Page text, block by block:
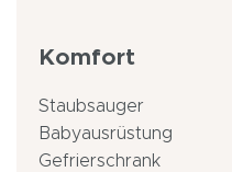
Komfort
Staubsauger
Babyausrüstung
Gefrierschrank